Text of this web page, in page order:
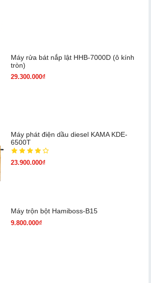
Máy rửa bát nắp lật HHB-7000D (ô kính
tròn)
29.300.000₫
Máy phát điện dầu diesel KAMA KDE-
6500T
23.900.000₫
Máy trộn bột Hamiboss-B15
9.800.000₫